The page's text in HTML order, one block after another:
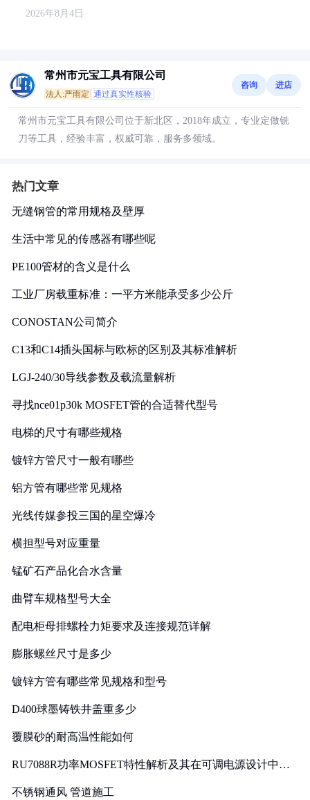
2026年8月4日
常州市元宝工具有限公司
法人:严雨定 通过真实性核验
咨询 进店
常州市元宝工具有限公司位于新北区，2018年成立，专业定做铣
刀等工具，经验丰富，权威可靠，服务多领域。
热门文章
无缝钢管的常用规格及壁厚
生活中常见的传感器有哪些呢
PE100管材的含义是什么
工业厂房载重标准：一平方米能承受多少公斤
CONOSTAN公司简介
C13和C14插头国标与欧标的区别及其标准解析
LGJ-240/30导线参数及载流量解析
寻找nce01p30k MOSFET管的合适替代型号
电梯的尺寸有哪些规格
镀锌方管尺寸一般有哪些
铝方管有哪些常见规格
光线传媒参投三国的星空爆冷
横担型号对应重量
锰矿石产品化合水含量
曲臂车规格型号大全
配电柜母排螺栓力矩要求及连接规范详解
膨胀螺丝尺寸是多少
镀锌方管有哪些常见规格和型号
D400球墨铸铁井盖重多少
覆膜砂的耐高温性能如何
RU7088R功率MOSFET特性解析及其在可调电源设计中的
不锈钢通风 管道施工